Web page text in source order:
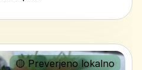
🟡 Preverjeno lokalno